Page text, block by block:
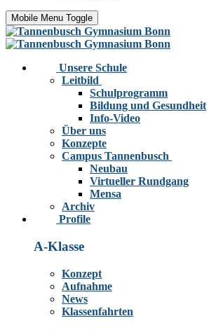
Mobile Menu Toggle
Unsere Schule
Leitbild
Schulprogramm
Bildung und Gesundheit
Info-Video
Über uns
Konzepte
Campus Tannenbusch
Neubau
Virtueller Rundgang
Mensa
Archiv
Profile
A-Klasse
Konzept
Aufnahme
News
Klassenfahrten